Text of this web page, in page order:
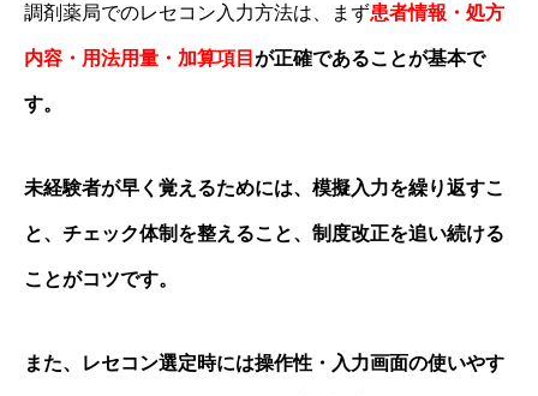
調剤薬局でのレセコン入力方法は、まず患者情報・処方
内容・用法用量・加算項目 が正確であることが基本で
す。
未経験者が早く覚えるためには、模擬入力を繰り返すこ
と、チェック体制を整えること、制度改正を追い続ける
ことがコツです。
また、レセコン選定時には操作性・入力画面の使いやす